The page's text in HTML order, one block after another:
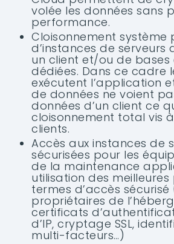
volée les données sans
performance.
Cloisonnement système
d’instances de serveurs
un client et/ou de bases
dédiées. Dans ce cadre
exécutent l’application
de données ne voient
données d’un client ce
cloisonnement total vis
clients.
Accès aux instances de
sécurisées pour les
de la maintenance
utilisation des
termes d’accès sécurisé
propriétaires de
certificats
d’IP, cryptage SSL,
multi-facteurs…)